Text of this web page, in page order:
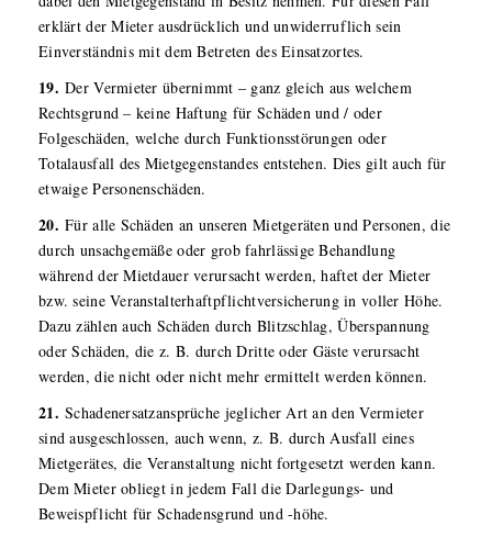
erklärt der Mieter ausdrücklich und unwiderruflich sein
Einverständnis mit dem Betreten des Einsatzortes.
19.Der Vermieter übernimmt – ganz gleich aus welchem
Rechtsgrund – keine Haftung für Schäden und / oder
Folgeschäden, welche durch Funktionsstörungen oder
Totalausfall des Mietgegenstandes entstehen. Dies gilt auch für
etwaige Personenschäden.
20.Für alle Schäden an unseren Mietgeräten und Personen, die
durch unsachgemäße oder grob fahrlässige Behandlung
während der Mietdauer verursacht werden, haftet der Mieter
bzw. seine Veranstalterhaftpflichtversicherung in voller Höhe.
Dazu zählen auch Schäden durch Blitzschlag, Überspannung
oder Schäden, die z. B. durch Dritte oder Gäste verursacht
werden, die nicht oder nicht mehr ermittelt werden können.
21.Schadenersatzansprüche jeglicher Art an den Vermieter
sind ausgeschlossen, auch wenn, z. B. durch Ausfall eines
Mietgerätes, die Veranstaltung nicht fortgesetzt werden kann.
Dem Mieter obliegt in jedem Fall die Darlegungs- und
Beweispflicht für Schadensgrund und -höhe.